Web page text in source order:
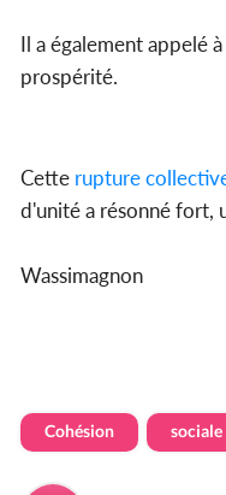
Il a également appelé
prospérité.
Cette rupture
d'unité a résonné fort,
Wassimagnon
Cohésion sociale